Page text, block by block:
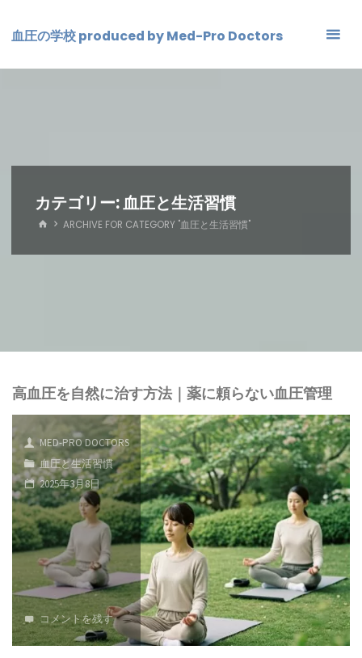
ン
血圧の学校 produced by Med-Pro Doctors
カテゴリー:血圧と生活習慣
ホ ARCHIVE FOR CATEGORY "血圧と生活習慣"
高血圧を自然に治す方法｜薬に頼らない血圧管理
MED-PRO DOCTORS
血圧と生活習慣
2025年3月8日
コメントを残す